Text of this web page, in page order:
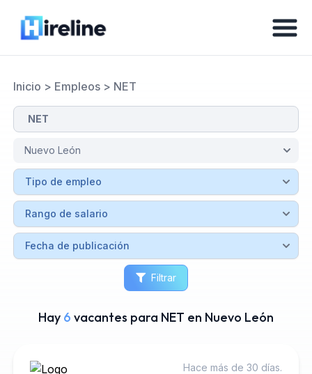
Inicio > Empleos> NET
Filtrar
Hay 6 vacantes para NET en Nuevo León
Hace más de 30 días.